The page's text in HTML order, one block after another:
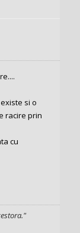
si o
racire prin
cu